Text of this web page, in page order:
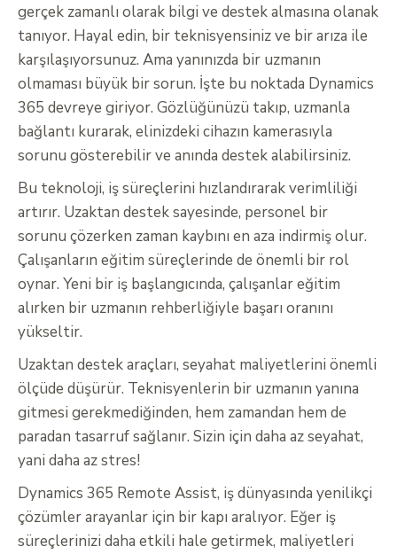
gerçek zamanlı olarak bilgi ve destek almasına olanak
tanıyor. Hayal edin, bir teknisyensiniz ve bir arıza ile
karşılaşıyorsunuz. Ama yanınızda bir uzmanın
olmaması büyük bir sorun. İşte bu noktada Dynamics
365 devreye giriyor. Gözlüğünüzü takıp, uzmanla
bağlantı kurarak, elinizdeki cihazın kamerasıyla
sorunu gösterebilir ve anında destek alabilirsiniz.
Bu teknoloji, iş süreçlerini hızlandırarak verimliliği
artırır. Uzaktan destek sayesinde, personel bir
sorunu çözerken zaman kaybını en aza indirmiş olur.
Çalışanların eğitim süreçlerinde de önemli bir rol
oynar. Yeni bir iş başlangıcında, çalışanlar eğitim
alırken bir uzmanın rehberliğiyle başarı oranını
yükseltir.
Uzaktan destek araçları, seyahat maliyetlerini önemli
ölçüde düşürür. Teknisyenlerin bir uzmanın yanına
gitmesi gerekmediğinden, hem zamandan hem de
paradan tasarruf sağlanır. Sizin için daha az seyahat,
yani daha az stres!
Dynamics 365 Remote Assist, iş dünyasında yenilikçi
çözümler arayanlar için bir kapı aralıyor. Eğer iş
süreçlerinizi daha etkili hale getirmek, maliyetleri